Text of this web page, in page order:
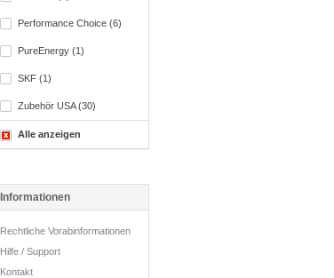
Performance Choice (6)
PureEnergy (1)
SKF (1)
Zubehör USA (30)
Alle anzeigen
Informationen
Rechtliche Vorabinformationen
Hilfe / Support
Kontakt